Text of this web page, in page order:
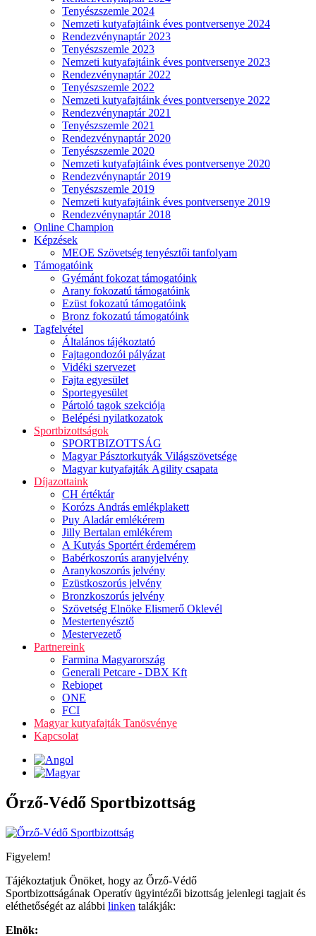
Tenyészszemle 2024
Nemzeti kutyafajtáink éves pontversenye 2024
Rendezvénynaptár 2023
Tenyészszemle 2023
Nemzeti kutyafajtáink éves pontversenye 2023
Rendezvénynaptár 2022
Tenyészszemle 2022
Nemzeti kutyafajtáink éves pontversenye 2022
Rendezvénynaptár 2021
Tenyészszemle 2021
Rendezvénynaptár 2020
Tenyészszemle 2020
Nemzeti kutyafajtáink éves pontversenye 2020
Rendezvénynaptár 2019
Tenyészszemle 2019
Nemzeti kutyafajtáink éves pontversenye 2019
Rendezvénynaptár 2018
Online Champion
Képzések
MEOE Szövetség tenyésztői tanfolyam
Támogatóink
Gyémánt fokozat támogatóink
Arany fokozatú támogatóink
Ezüst fokozatú támogatóink
Bronz fokozatú támogatóink
Tagfelvétel
Általános tájékoztató
Fajtagondozói pályázat
Vidéki szervezet
Fajta egyesület
Sportegyesület
Pártoló tagok szekciója
Belépési nyilatkozatok
Sportbizottságok
SPORTBIZOTTSÁG
Magyar Pásztorkutyák Világszövetsége
Magyar kutyafajták Agility csapata
Díjazottaink
CH értéktár
Korózs András emlékplakett
Puy Aladár emlékérem
Jilly Bertalan emlékérem
A Kutyás Sportért érdemérem
Babérkoszorús aranyjelvény
Aranykoszorús jelvény
Ezüstkoszorús jelvény
Bronzkoszorús jelvény
Szövetség Elnöke Elismerő Oklevél
Mestertenyésztő
Mestervezető
Partnereink
Farmina Magyarország
Generali Petcare - DBX Kft
Rebiopet
ONE
FCI
Magyar kutyafajták Tanösvénye
Kapcsolat
Őrző-Védő Sportbizottság
Figyelem!
Tájékoztatjuk Önöket, hogy az Őrző-Védő
Sportbizottságának Operatív ügyintézői bizottság jelenlegi tagjait és
eléthetőségét az alábbi linken talákják:
Elnök: